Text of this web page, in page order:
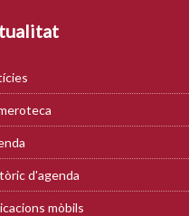
d'agenda
mòbils